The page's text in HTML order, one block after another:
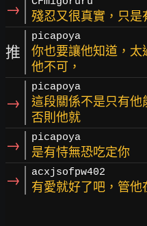
→ 殘忍又很真實，只是
推
picapoya
你也要讓他知道，
他不可，
→
picapoya
這段關係不是只有他
否則他就
→ picapoya
是有恃無恐吃定你
→ acxjsofpw402
有愛就好了吧，管他